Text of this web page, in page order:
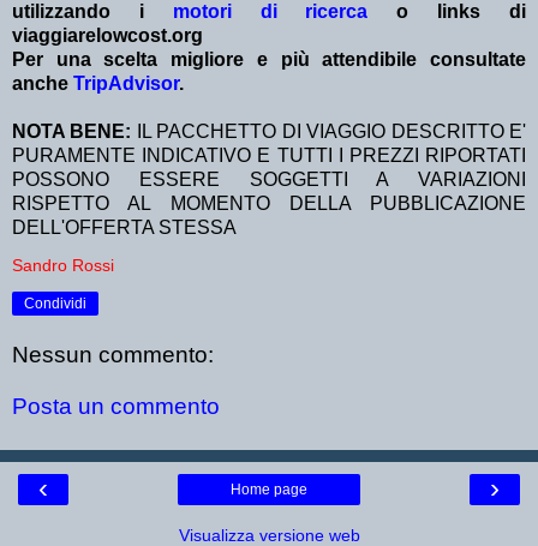
utilizzando i motori di ricerca o links di
viaggiarelowcost.org
Per una scelta migliore e più attendibile consultate
anche TripAdvisor.
NOTA BENE:
IL PACCHETTO DI VIAGGIO DESCRITTO E'
PURAMENTE INDICATIVO E TUTTI I PREZZI RIPORTATI
POSSONO ESSERE SOGGETTI A VARIAZIONI
RISPETTO AL MOMENTO DELLA PUBBLICAZIONE
DELL'OFFERTA STESSA
Sandro Rossi
Condividi
Nessun commento:
Posta un commento
‹ ›
Home page
Visualizza versione web